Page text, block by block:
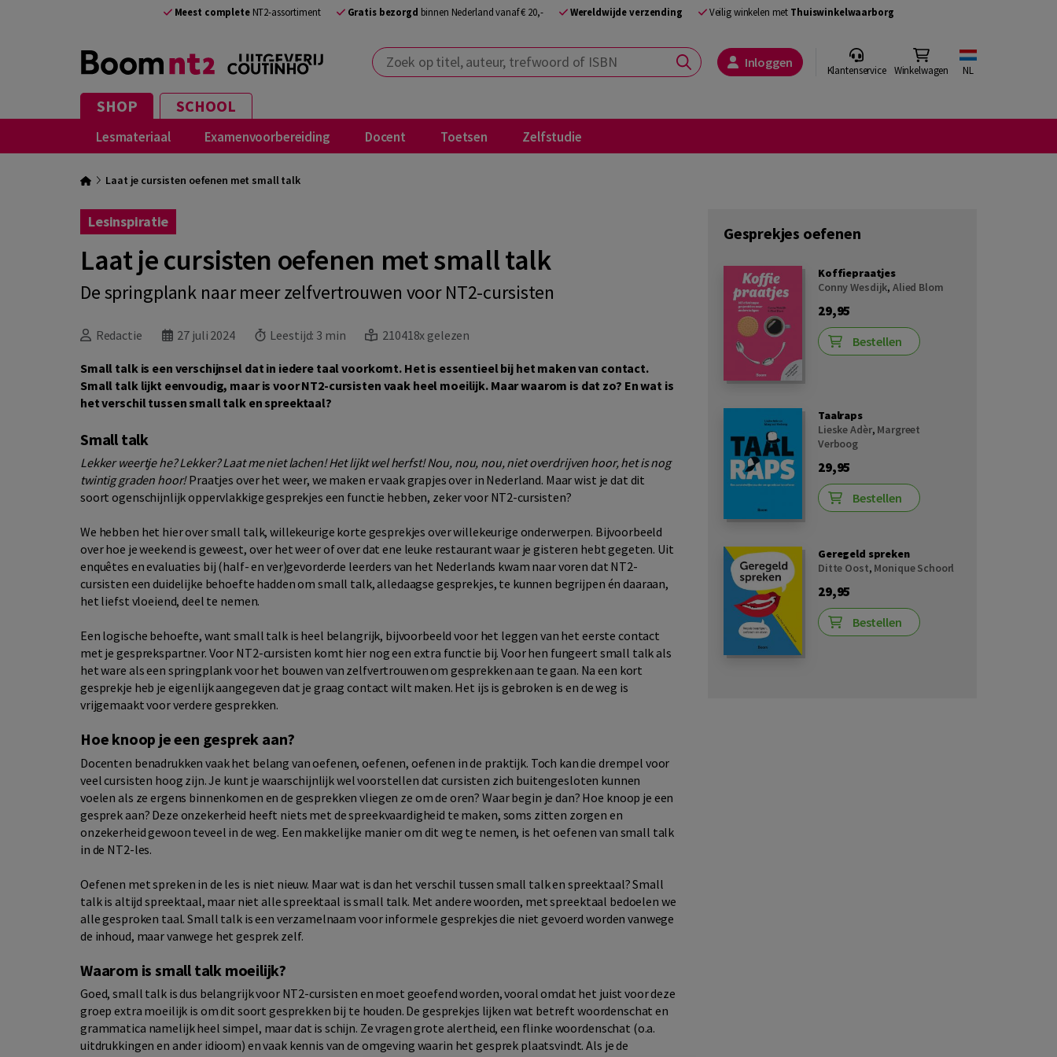
Meest completeNT2-assortiment Gratis bezorgd binnen Nederland vanaf € 20,- Wereldwijde verzending Veilig winkelen met Thuiswinkelwaarborg
Zoek op titel, auteur, trefwoord of ISBN Inloggen Klantenservice Winkelwagen NL
SHOP SCHOOL
Lesmateriaal Examenvoorbereiding Docent Toetsen Zelfstudie
Laat je cursisten oefenen met small talk
Lesinspiratie
Laat je cursisten oefenen met small talk
De springplank naar meer zelfvertrouwen voor NT2-cursisten
Redactie 27 juli 2024 Leestijd: 3 min 210418x gelezen
Small talk is een verschijnsel dat in iedere taal voorkomt. Het is essentieel bij het maken van contact.
Small talk lijkt eenvoudig, maar is voor NT2-cursisten vaak heel moeilijk. Maar waarom is dat zo? En wat is
het verschil tussen small talk en spreektaal?
Small talk
Lekker weertje he? Lekker? Laat me niet lachen! Het lijkt wel herfst! Nou, nou, nou, niet overdrijven hoor, het is nog
twintig graden hoor!Praatjes over het weer, we maken er vaak grapjes over in Nederland. Maar wist je dat dit
soort ogenschijnlijk oppervlakkige gesprekjes een functie hebben, zeker voor NT2-cursisten?
We hebben het hier over small talk, willekeurige korte gesprekjes over willekeurige onderwerpen. Bijvoorbeeld
over hoe je weekend is geweest, over het weer of over dat ene leuke restaurant waar je gisteren hebt gegeten. Uit
enquêtes en evaluaties bij (half- en ver)gevorderde leerders van het Nederlands kwam naar voren dat NT2-
cursisten een duidelijke behoefte hadden om small talk, alledaagse gesprekjes, te kunnen begrijpen én daaraan,
het liefst vloeiend, deel te nemen.
Een logische behoefte, want small talk is heel belangrijk, bijvoorbeeld voor het leggen van het eerste contact
met je gesprekspartner. Voor NT2-cursisten komt hier nog een extra functie bij. Voor hen fungeert small talk als
het ware als een springplank voor het bouwen van zelfvertrouwen om gesprekken aan te gaan. Na een kort
gesprekje heb je eigenlijk aangegeven dat je graag contact wilt maken. Het ijs is gebroken is en de weg is
vrijgemaakt voor verdere gesprekken.
Hoe knoop je een gesprek aan?
Docenten benadrukken vaak het belang van oefenen, oefenen, oefenen in de praktijk. Toch kan die drempel voor
veel cursisten hoog zijn. Je kunt je waarschijnlijk wel voorstellen dat cursisten zich buitengesloten kunnen
voelen als ze ergens binnenkomen en de gesprekken vliegen ze om de oren? Waar begin je dan? Hoe knoop je een
gesprek aan? Deze onzekerheid heeft niets met de spreekvaardigheid te maken, soms zitten zorgen en
onzekerheid gewoon teveel in de weg. Een makkelijke manier om dit weg te nemen, is het oefenen van small talk
in de NT2-les.
Oefenen met spreken in de les is niet nieuw. Maar wat is dan het verschil tussen small talk en spreektaal? Small
talk is altijd spreektaal, maar niet alle spreektaal is small talk. Met andere woorden, met spreektaal bedoelen we
alle gesproken taal. Small talk is een verzamelnaam voor informele gesprekjes die niet gevoerd worden vanwege
de inhoud, maar vanwege het gesprek zelf.
Waarom is small talk moeilijk?
Goed, small talk is dus belangrijk voor NT2-cursisten en moet geoefend worden, vooral omdat het juist voor deze
groep extra moeilijk is om dit soort gesprekken bij te houden. De gesprekjes lijken wat betreft woordenschat en
grammatica namelijk heel simpel, maar dat is schijn. Ze vragen grote alertheid, een flinke woordenschat (o.a.
uitdrukkingen en ander idioom) en vaak kennis van de omgeving waarin het gesprek plaatsvindt. Als je de
Gesprekjes oefenen
Koffiepraatjes
Conny Wesdijk, Alied Blom
29,95
Bestellen
Taalraps
Lieske Adèr, Margreet
Verboog
29,95
Bestellen
Geregeld spreken
Ditte Oost, Monique Schoorl
29,95
Bestellen